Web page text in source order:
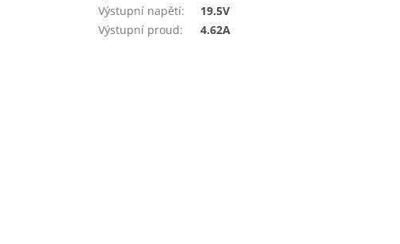
Výstupní napětí:
19.5V
Výstupní proud: 4.62A